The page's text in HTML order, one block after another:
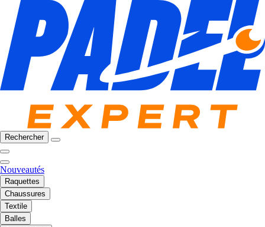
Rechercher
Nouveautés
Raquettes
Chaussures
Textile
Balles